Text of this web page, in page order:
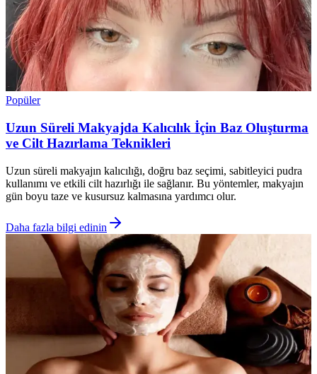
Popüler
Uzun Süreli Makyajda Kalıcılık İçin Baz Oluşturma
ve Cilt Hazırlama Teknikleri
Uzun süreli makyajın kalıcılığı, doğru baz seçimi, sabitleyici pudra
kullanımı ve etkili cilt hazırlığı ile sağlanır. Bu yöntemler, makyajın
gün boyu taze ve kusursuz kalmasına yardımcı olur.
Daha fazla bilgi edinin